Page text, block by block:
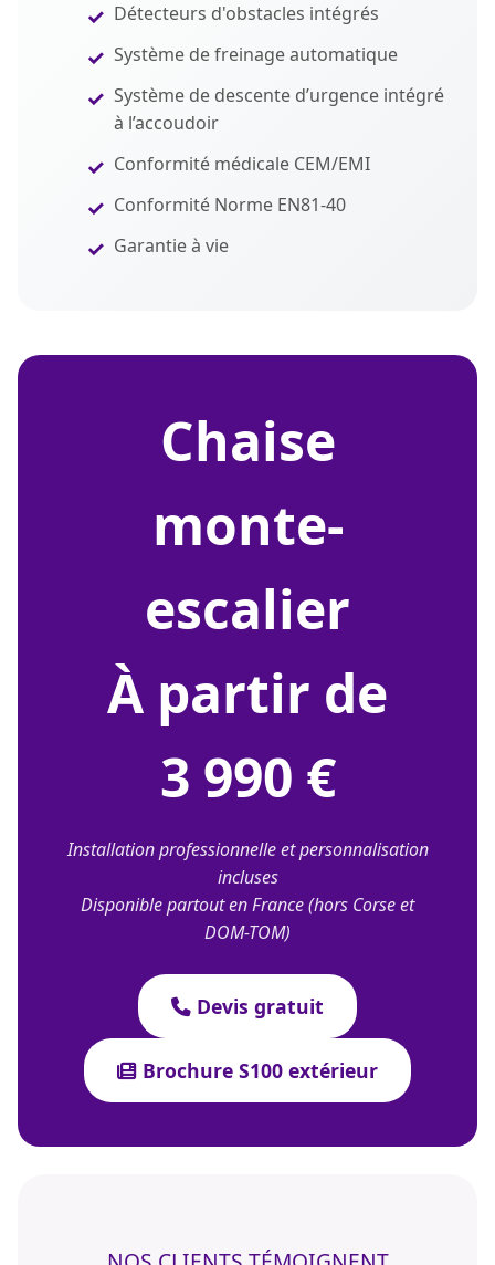
Détecteurs d'obstacles intégrés
Système de freinage automatique
Système de descente d’urgence intégré
à l’accoudoir
Conformité médicale CEM/EMI
Conformité Norme EN81-40
Garantie à vie
chaise
monte-
escalier
À partir de
3 990 €
Installation professionnelle et personnalisation
incluses
Disponible partout en France (hors Corse et
DOM-TOM)
Devis gratuit
Brochure S100 extérieur